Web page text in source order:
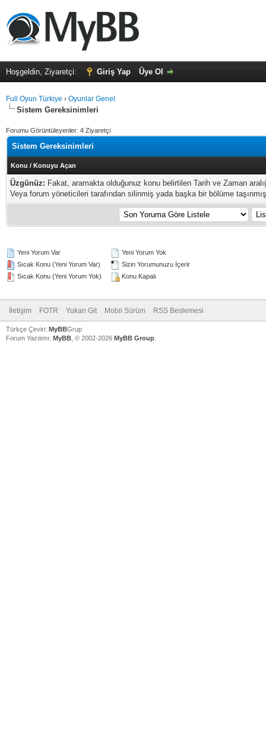
Hoşgeldin, Ziyaretçi: Giriş Yap Üye Ol
Full Oyun Türkiye › Oyunlar Genel
Sistem Gereksinimleri
Forumu Görüntüleyenler: 4 Ziyaretçi
Sistem Gereksinimleri
Konu / Konuyu Açan
Üzgünüz: Fakat, aramakta olduğunuz konu belirtilen Tarih ve Zaman
Veya forum yöneticileri tarafından silinmiş yada başka bir bölüme
Yeni Yorum Var
Sıcak Konu (Yeni Yorum Var)
Sıcak Konu (Yeni Yorum Yok)
Yeni Yorum Yok
Sizin Yorumunuzu İçerir
Konu Kapalı
İletişim FOTR Yukarı Git Mobil Sürüm RSS Beslemesi
Türkçe Çeviri: MyBBGrup
Forum Yazılımı: MyBB , © 2002-2026 MyBB Group